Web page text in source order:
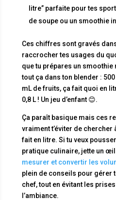
litre” parfaite pour tes
de soupe ou un smoothie
Ces chiffres sont gravés
raccrocher tes usages du
que tu prépares un
tout ça dans ton blender : 500
mL de fruits, ça fait quoi en
0,8 L ! Un jeu d’enfant 😊.
Ça paraît basique mais ces
vraiment t’éviter de chercher
fait en litre. Si tu veux
pratique culinaire, jette un œil
mesurer et convertir les
plein de conseils pour gérer
chef, tout en évitant les
l’ambiance.